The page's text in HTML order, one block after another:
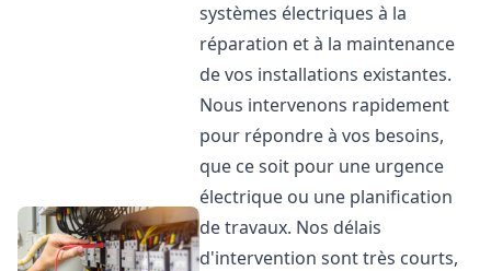
systèmes électriques à la
réparation et à la maintenance
de vos installations existantes.
Nous intervenons rapidement
pour répondre à vos besoins,
que ce soit pour une urgence
électrique ou une planification
de travaux. Nos délais
d'intervention sont très courts,